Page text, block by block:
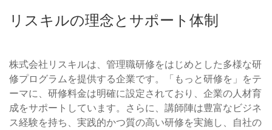
リスキルの理念とサポート体制
株式会社リスキルは、管理職研修をはじめとした多様な研
修プログラムを提供する企業です。「もっと研修を」をテ
ーマに、研修料金は明確に設定されており、企業の人材育
成をサポートしています。さらに、講師陣は豊富なビジネ
ス経験を持ち、実践的かつ質の高い研修を実施し、自社の